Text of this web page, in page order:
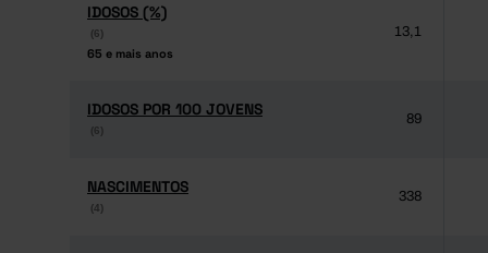
IDOSOS (%)
(6)
65 e mais anos
IDOSOS (%)
(6)
65 e mais anos
13,1
IDOSOS POR 100 JOVENS
(6)
IDOSOS POR 100 JOVENS
(6)
89
NASCIMENTOS
(4)
NASCIMENTOS
(4)
338